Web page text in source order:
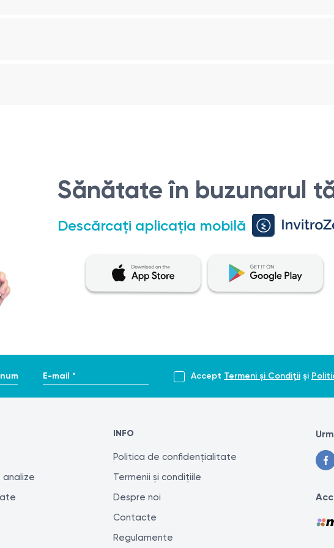
și neinvazivă care joacă un rol important în diagnosticul și
cum ar fi modificările degenerative, leziunile, tumorile, anomaliile de
cazuri:
picioare, care poate fi legată de probleme ale coloanei vertebrale.
cum ar fi fracturi, luxații sau fracturi de compresie.
cum ar fi osteoartrita, spondilolisteza sau stenoza canalului vertebral.
sau înainte de o operație planificată.
a evita suprapunerea organelor pe zona de interes.
să informați radiologul despre acestea.
după cum urmează:
(culcat pe spate sau pe o parte).
centrare pentru poziționarea corectă a zonei de interes.
secunde în timpul expunerii pentru a obține o imagine clară.
Sănătate în buzunarul
Descărcați aplicația mobilă
* E-mail * Accept Termeni și Condiții și
INFO
Politica de confidențialitate
Termenii și condițiile
Despre noi
Contacte
Regulamente